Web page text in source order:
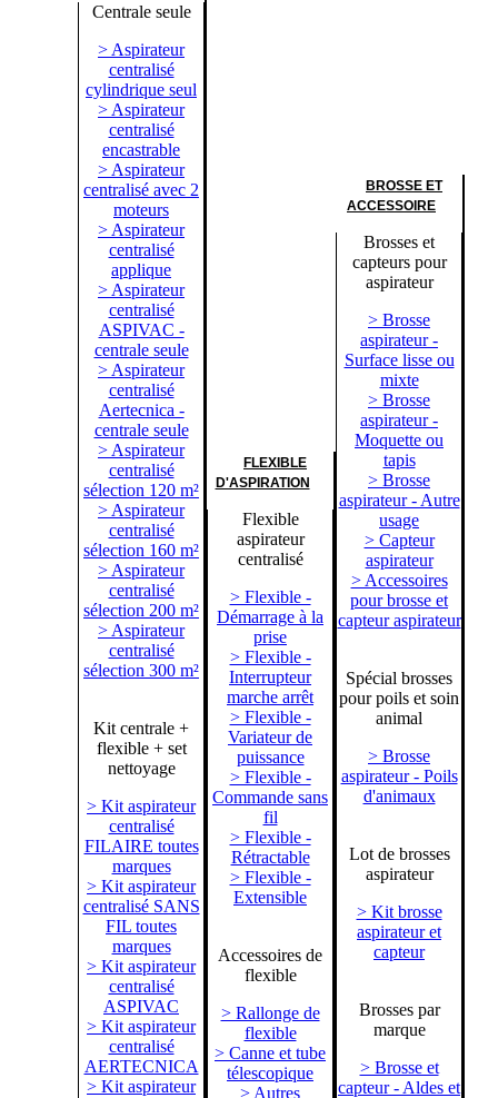
Centrale seule
> Aspirateur
centralisé
cylindrique seul
> Aspirateur
centralisé
encastrable
> Aspirateur
centralisé avec 2
moteurs
> Aspirateur
centralisé
applique
> Aspirateur
centralisé
ASPIVAC -
centrale seule
> Aspirateur
centralisé
Aertecnica -
centrale seule
> Aspirateur
centralisé
sélection 120 m²
> Aspirateur
centralisé
sélection 160 m²
> Aspirateur
centralisé
sélection 200 m²
> Aspirateur
centralisé
sélection 300 m²
Kit centrale +
flexible + set
nettoyage
> Kit aspirateur
centralisé
FILAIRE toutes
marques
> Kit aspirateur
centralisé SANS
FIL toutes
marques
> Kit aspirateur
centralisé
ASPIVAC
> Kit aspirateur
centralisé
AERTECNICA
> Kit aspirateur
FLEXIBLE
D'ASPIRATION
Flexible
aspirateur
centralisé
> Flexible -
Démarrage à la
prise
> Flexible -
Interrupteur
marche arrêt
> Flexible -
Variateur de
puissance
> Flexible -
Commande sans
fil
> Flexible -
Rétractable
> Flexible -
Extensible
Accessoires de
flexible
> Rallonge de
flexible
> Canne et tube
télescopique
> Autres
BROSSE ET
ACCESSOIRE
Brosses et
capteurs pour
aspirateur
> Brosse
aspirateur -
Surface lisse ou
mixte
> Brosse
aspirateur -
Moquette ou
tapis
> Brosse
aspirateur - Autre
usage
> Capteur
aspirateur
> Accessoires
pour brosse et
capteur aspirateur
Spécial brosses
pour poils et soin
animal
> Brosse
aspirateur - Poils
d'animaux
Lot de brosses
aspirateur
> Kit brosse
aspirateur et
capteur
Brosses par
marque
> Brosse et
capteur - Aldes et